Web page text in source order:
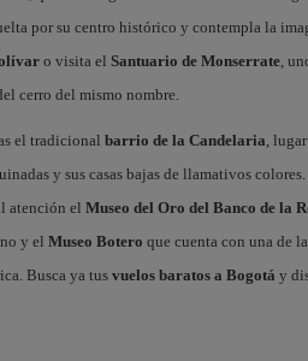
por su centro histórico y contempla la
o visita el Santuario de Monserrate,
cerro del mismo nombre.
el tradicional barrio de la Candelaria ,
y sus casas bajas de llamativos
atención el Museo del Oro del Banco de la
y el Museo Botero que cuenta con una de
Busca ya tusvuelos baratos a Bogotá y